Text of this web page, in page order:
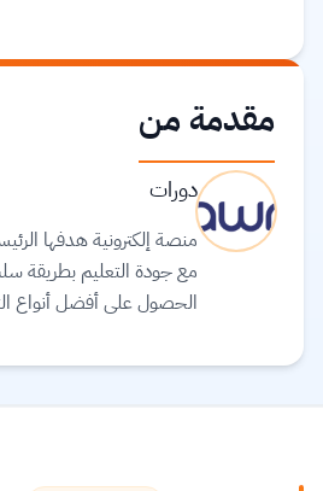
مقدمة من
دورات
منصة إلكترونية هدفها
مع جودة التعليم بطريقة
الحصول على أفضل أنواع